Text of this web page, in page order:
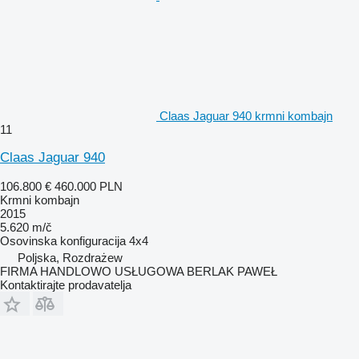
Claas Jaguar 940 krmni kombajn
11
Claas Jaguar 940
106.800 € 460.000 PLN
Krmni kombajn
2015
5.620 m/č
Osovinska konfiguracija 4x4
Poljska, Rozdrażew
FIRMA HANDLOWO USŁUGOWA BERLAK PAWEŁ
Kontaktirajte prodavatelja